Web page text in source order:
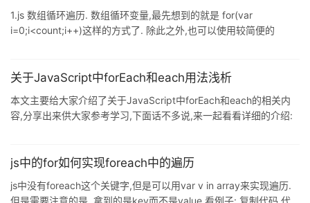
1.js 数组循环遍历. 数组循环变量,最先想到的就是 for(var
i=0;i<count;i++)这样的方式了. 除此之外,也可以使用较简便的
HTML PUBLIC "-//W3C//DTD HTML 4.0 Transitional//EN"> &l
关于JavaScript中forEach和each用法浅析
本文主要给大家介绍了关于JavaScript中forEach和each的相关内
容,分享出来供大家参考学习,下面话不多说,来一起看看详细的介绍:
4]; for (var k = 0, length = arr.length; k < length; k++) {
js中的for如何实现foreach中的遍历
js中没有foreach这个关键字,但是可以用var v in array来实现遍历.
但是需要注意的是, 拿到的是key而不是value.看例子: 复制代码 代